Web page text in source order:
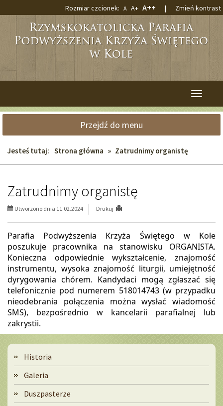
do
treści
do
wyszukiwarki
Rozmiar czcionek: Domyślna
czcionka
A Większa
czcionka
A+ Największa
czcionka
A++ | Zmień kontrast
Przełącz
Przejdź do menu
Jesteś tutaj: Strona główna » Zatrudnimy organistę
Zatrudnimy organistę
Utworzono dnia 11.02.2024 Drukuj
Parafia Podwyższenia Krzyża Świętego w Kole
Konieczna odpowiednie wykształcenie, znajomość
instrumentu, wysoka znajomość liturgii, umiejętność
dyrygowania chórem. Kandydaci mogą zgłaszać się
telefonicznie pod numerem 518014743 (w przypadku
nieodebrania połączenia można wysłać wiadomość
SMS), bezpośrednio w kancelarii parafialnej lub
zakrystii.
MenuHistoria
Galeria
Duszpasterze